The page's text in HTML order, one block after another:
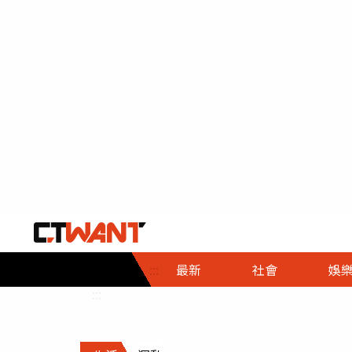
::: 最新 社會
社會首頁
時事
調查
娛樂
娛樂首頁
即時
財經首頁
熱線
政